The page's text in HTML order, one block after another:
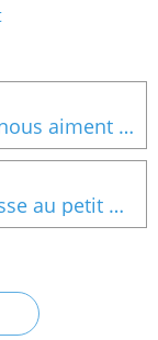
Philippe Grimbert - Les morts ne nous aiment plus
Rufin, Jean-Christophe - La princesse au petit moi